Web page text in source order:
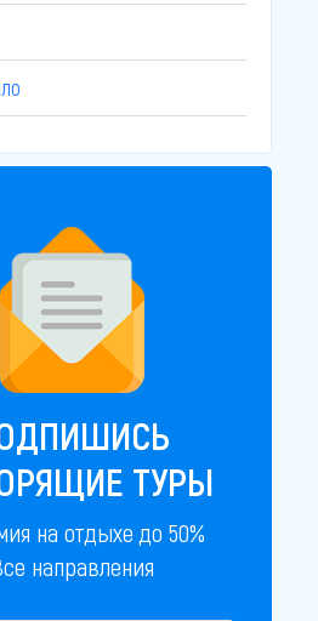
ТУРЫ
на отдыхе до 50%
направления